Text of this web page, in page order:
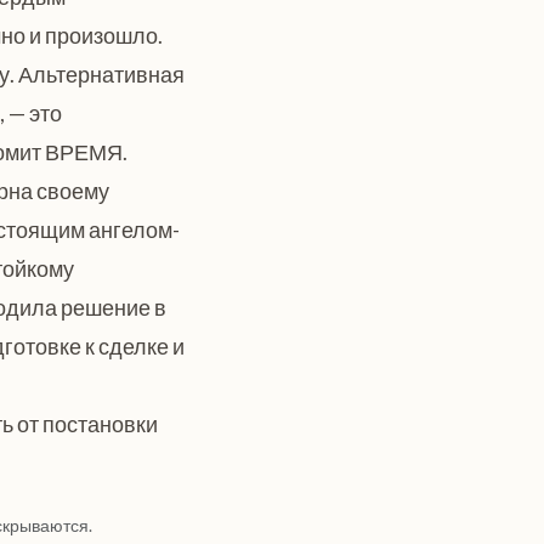
и произошло.
Альтернативная
— это
ВРЕМЯ.
своему
ангелом-
решение в
к сделке и
от постановки